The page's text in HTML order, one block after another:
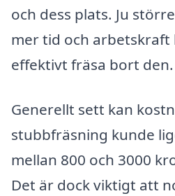
och dess plats. Ju
mer tid och arbetskraft
effektivt fräsa bort den.
Generellt sett kan
stubbfräsning kunde
mellan 800 och 3000
Det är dock viktigt att